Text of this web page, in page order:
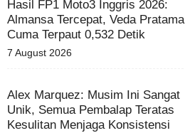
Hasil FP1 Moto3 Inggris 2026:
Almansa Tercepat, Veda Pratama
Cuma Terpaut 0,532 Detik
7 August 2026
Alex Marquez: Musim Ini Sangat
Unik, Semua Pembalap Teratas
Kesulitan Menjaga Konsistensi